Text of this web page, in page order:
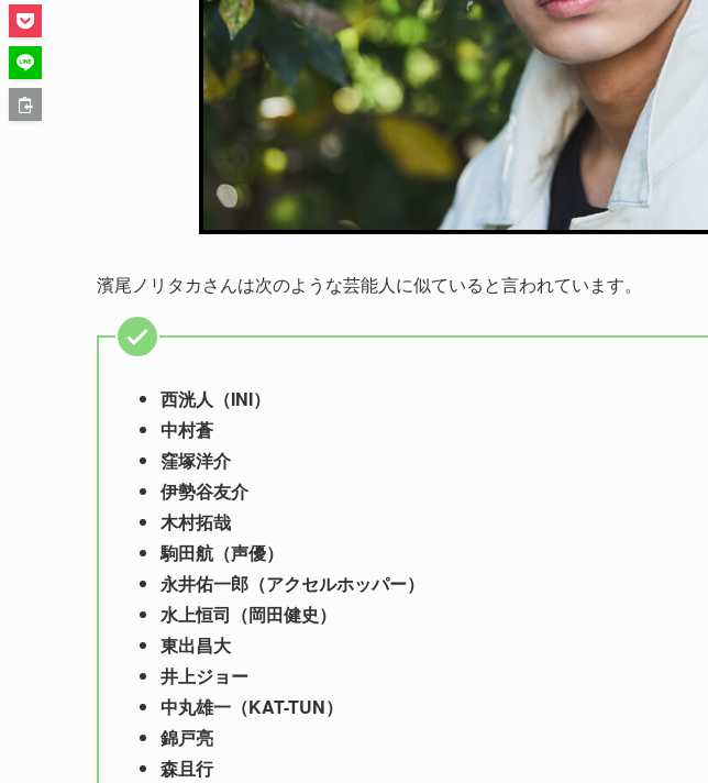
濱尾ノリタカさんは次のような芸能人に似ていると言われています。
西洸人（INI）
中村蒼
窪塚洋介
伊勢谷友介
木村拓哉
駒田航（声優）
永井佑一郎（アクセルホッパー）
水上恒司（岡田健史）
東出昌大
井上ジョー
中丸雄一（KAT-TUN）
錦戸亮
森且行